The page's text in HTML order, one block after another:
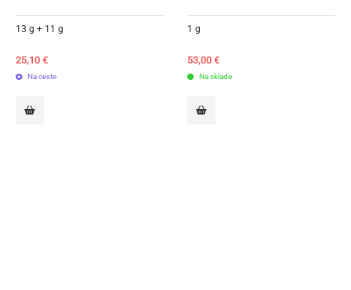
13 g + 11 g
25,10 €
Na ceste
1 g
53,00 €
Na sklade